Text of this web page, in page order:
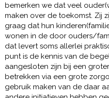
bemerken we dat veel
maken over de toekomst. Zij
graag dat hun
wonen in de door ouders/
dat levert soms allerlei
punt is de kennis van de
aangesloten zijn bij een
betrekken via een grote
gebruik maken van de daar